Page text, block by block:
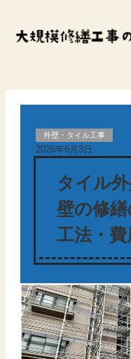
外壁・タイル工事
2026年6月3日
タイル
壁の修繕
工法・